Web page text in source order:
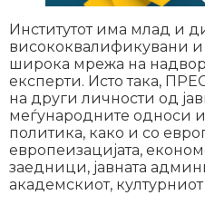
Институтот има млад и
висококвалификувани
широка мрежа на
експерти. Исто така,
на други личности од
меѓународните односи
политика, како и со
европеизацијата,
заедници, јавната
академскиот,